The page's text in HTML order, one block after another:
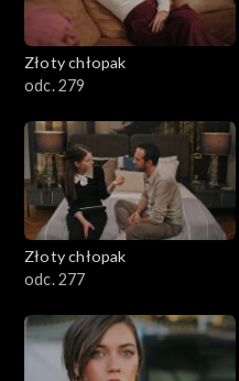
Złoty chłopak
odc. 279
Złoty chłopak
odc. 277